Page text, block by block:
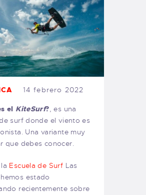
14 febrero 2022
el KiteSurf?, es una
surf donde el viento es
Una variante muy
que debes conocer.
Escuela de Surf Las
estado
recientemente sobre